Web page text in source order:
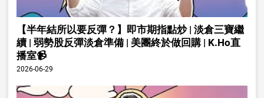
【半年結所以要反彈？】即市期指點炒 | 淡倉三寶繼
續 | 弱勢股反彈淡倉準備 | 美團終於做回購 | K.Ho直
播室📹
2026-06-29